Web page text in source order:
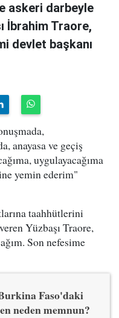
askeri darbeyle
İbrahim Traore,
devlet başkanı
anayasa ve geçiş
uygulayacağıma
yemin ederim"
taahhütlerini
Yüzbaşı Traore,
Son nefesime
Faso'daki
neden memnun?